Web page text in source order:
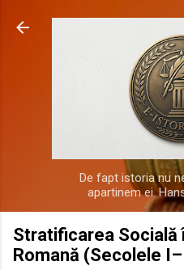
Treceți la
De fapt istoria nu
apartinem ei.
Stratificarea Socială
Romană (Secolele